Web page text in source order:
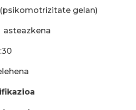
gelan)
asteazkena